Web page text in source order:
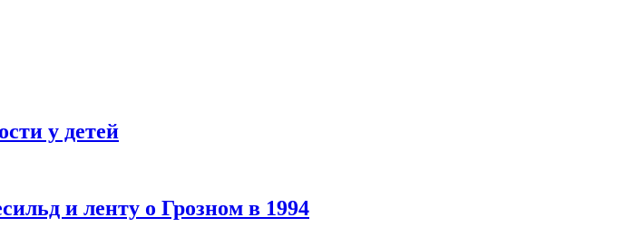
у детей
и ленту о Грозном в 1994